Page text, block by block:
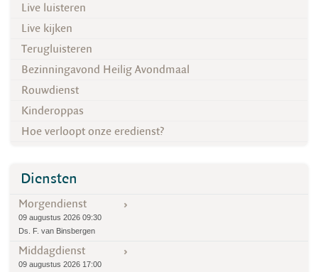
Live luisteren
Live kijken
Terugluisteren
Bezinningavond Heilig Avondmaal
Rouwdienst
Kinderoppas
Hoe verloopt onze eredienst?
Diensten
Morgendienst
09 augustus 2026 09:30
Ds. F. van Binsbergen
Middagdienst
09 augustus 2026 17:00